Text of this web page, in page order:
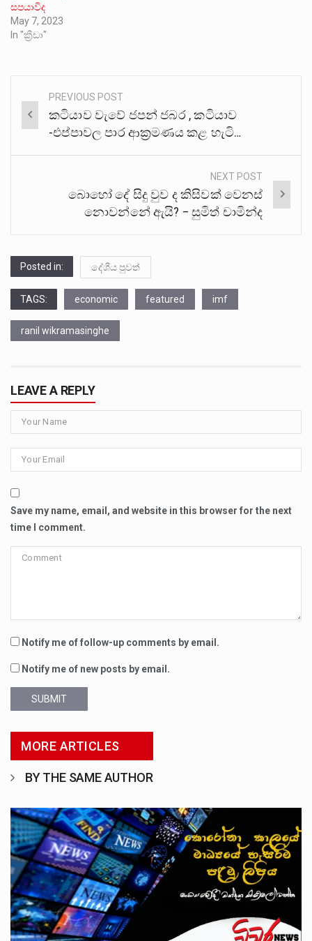
සපයාවිද
May 7, 2023
In "ක්‍රීඩා"
Post
navigation
PREVIOUS POST
කටියාව වැවේ ජපන් ජබර , කටියාව
-එප්පාවල පාර ආක්‍රමණය කළ හැටි…
NEXT POST
බොහෝ දේ සිදු වුව ද කිසිවක් වෙනස්
නොවන්නේ ඇයි? – සුමිත් චාමින්ද
Posted in: දේශීය පුවත්
TAGS: economic featured imf
ranil wikramasinghe
LEAVE A REPLY
Save my name, email, and website in this browser for the next
time I comment.
Notify me of follow-up comments by email.
Notify me of new posts by email.
SUBMIT
MORE ARTICLES
BY THE SAME AUTHOR